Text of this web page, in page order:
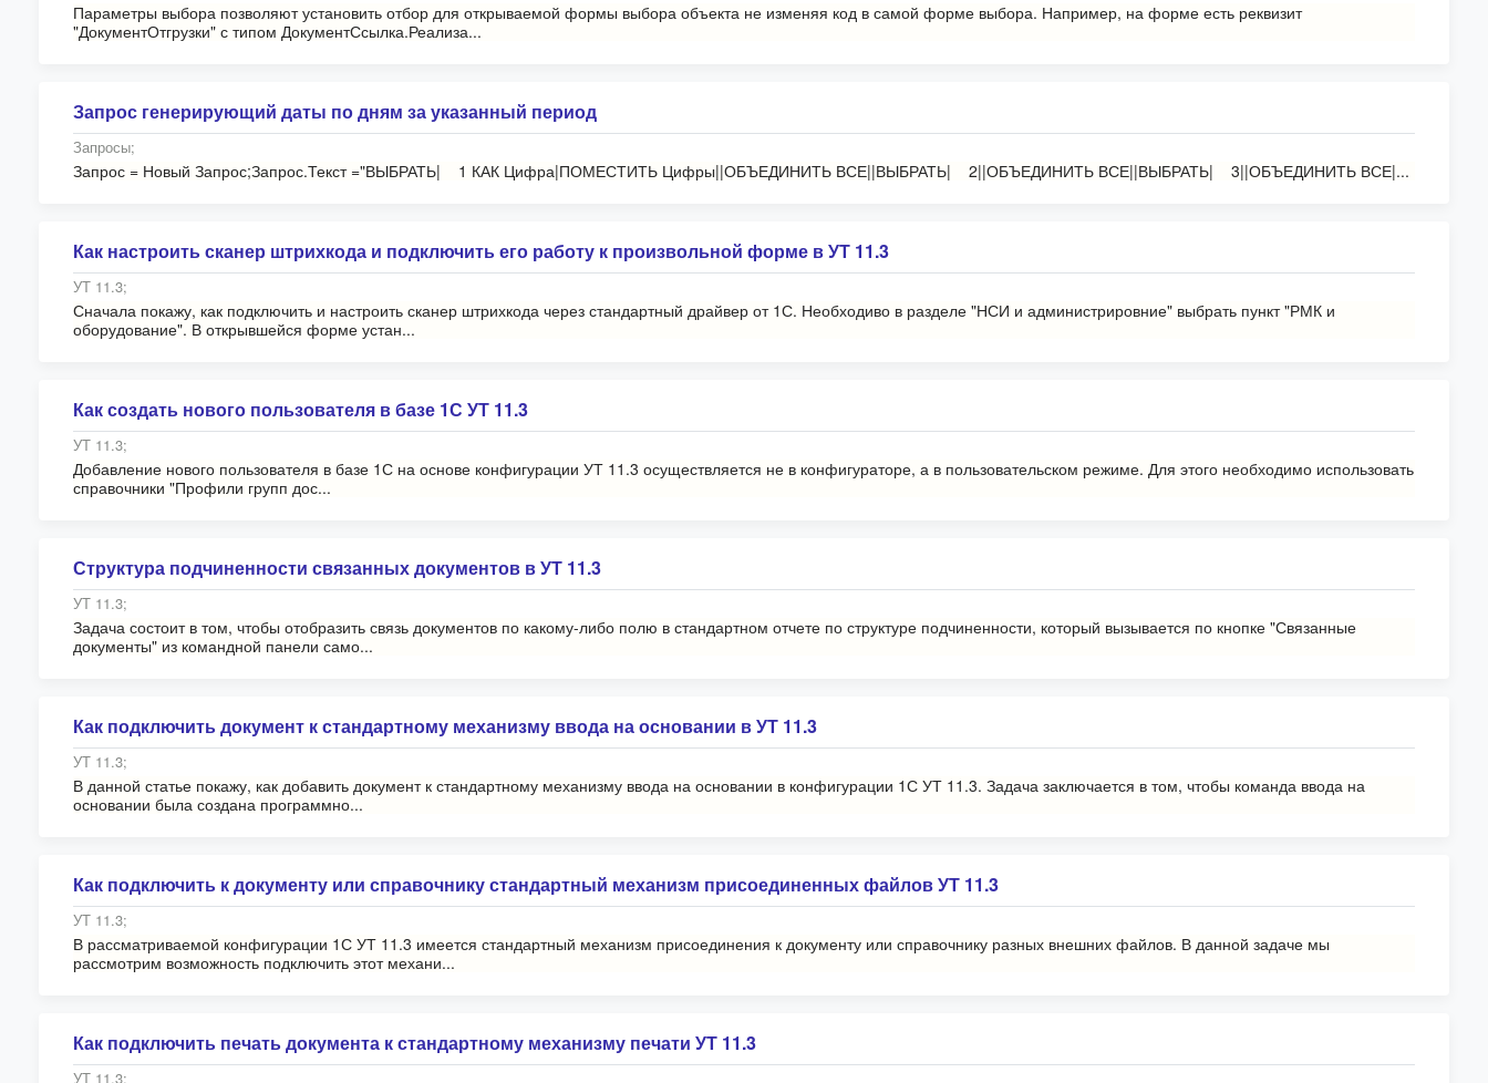
Параметры выбора позволяют установить отбор для открываемой формы выбора объекта не изменяя код в самой форме выбора. Например, на форме есть реквизит
"ДокументОтгрузки" с типом ДокументСсылка.Реализа...
Запрос генерирующий даты по дням за указанный период
Запросы;
Запрос = Новый Запрос;Запрос.Текст ="ВЫБРАТЬ| 1 КАК Цифра|ПОМЕСТИТЬ Цифры||ОБЪЕДИНИТЬ ВСЕ||ВЫБРАТЬ| 2||ОБЪЕДИНИТЬ ВСЕ||ВЫБРАТЬ| 3||ОБЪЕДИНИТЬ ВСЕ|...
Как настроить сканер штрихкода и подключить его работу к произвольной форме в УТ 11.3
УТ 11.3;
Сначала покажу, как подключить и настроить сканер штрихкода через стандартный драйвер от 1С. Необходиво в разделе "НСИ и администрировние" выбрать пункт "РМК и
оборудование". В открывшейся форме устан...
Как создать нового пользователя в базе 1С УТ 11.3
УТ 11.3;
Добавление нового пользователя в базе 1С на основе конфигурации УТ 11.3 осуществляется не в конфигураторе, а в пользовательском режиме. Для этого необходимо использовать
справочники "Профили групп дос...
Структура подчиненности связанных документов в УТ 11.3
УТ 11.3;
Задача состоит в том, чтобы отобразить связь документов по какому-либо полю в стандартном отчете по структуре подчиненности, который вызывается по кнопке "Связанные
документы" из командной панели само...
Как подключить документ к стандартному механизму ввода на основании в УТ 11.3
УТ 11.3;
В данной статье покажу, как добавить документ к стандартному механизму ввода на основании в конфигурации 1С УТ 11.3. Задача заключается в том, чтобы команда ввода на
основании была создана программно...
Как подключить к документу или справочнику стандартный механизм присоединенных файлов УТ 11.3
УТ 11.3;
В рассматриваемой конфигурации 1С УТ 11.3 имеется стандартный механизм присоединения к документу или справочнику разных внешних файлов. В данной задаче мы
рассмотрим возможность подключить этот механи...
Как подключить печать документа к стандартному механизму печати УТ 11.3
УТ 11.3;